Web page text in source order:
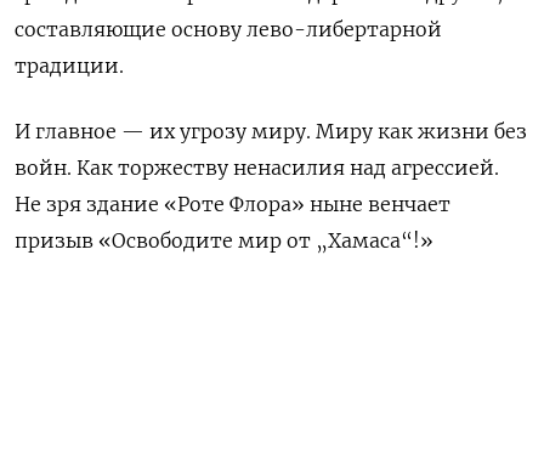
составляющие основу лево-либертарной
традиции.
И главное — их угрозу миру. Миру как жизни без
войн. Как торжеству ненасилия над агрессией.
Не зря здание «Роте Флора» ныне венчает
призыв «Освободите мир от „Хамаса“!»